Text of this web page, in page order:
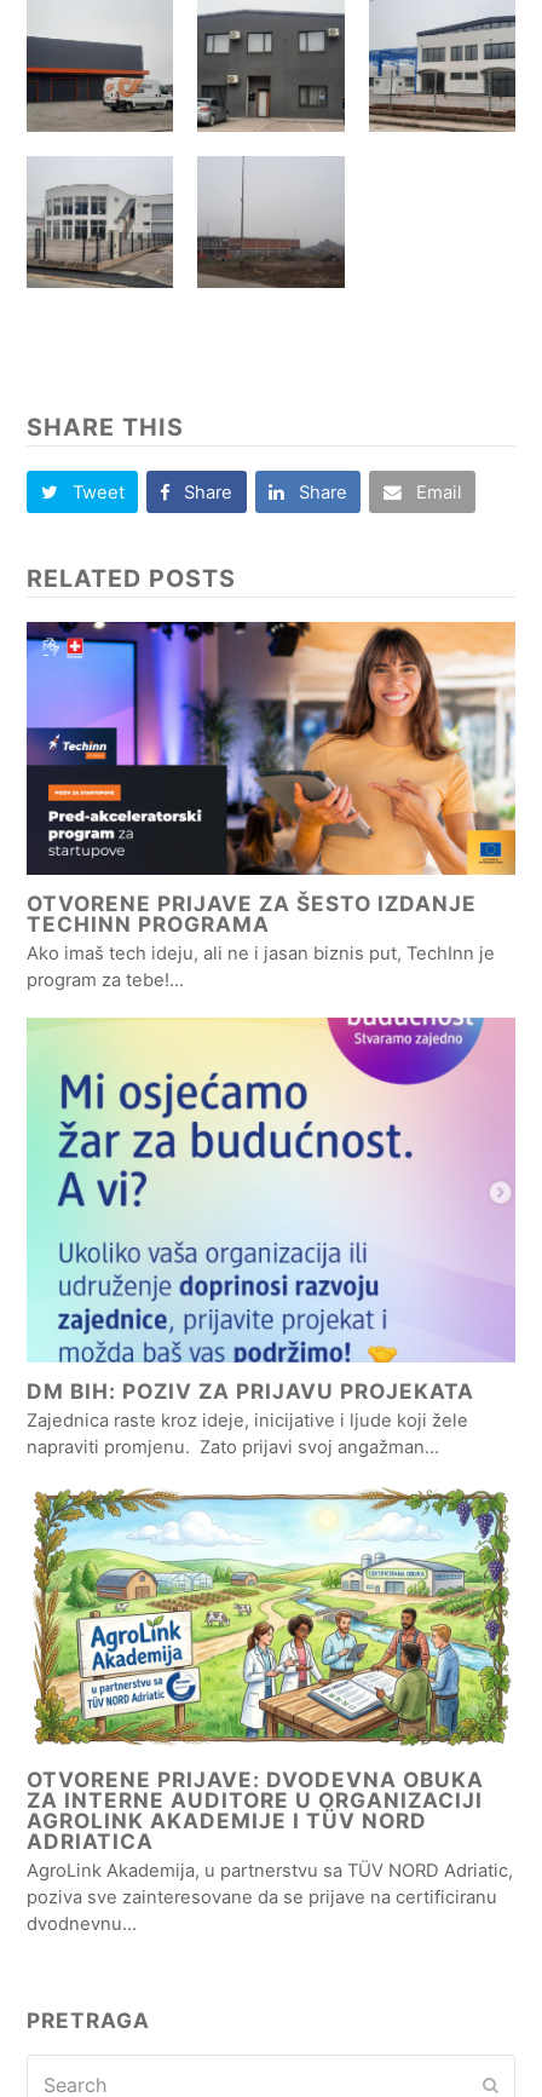
SHARE THIS
Tweet Share Share Email
RELATED POSTS
OTVORENE PRIJAVE ZA ŠESTO IZDANJE
TECHINN PROGRAMA
Ako imaš tech ideju, ali ne i jasan biznis put, TechInn je
program za tebe!…
DM BIH: POZIV ZA PRIJAVU PROJEKATA
Zajednica raste kroz ideje, inicijative i ljude koji žele
napraviti promjenu. Zato prijavi svoj angažman…
OTVORENE PRIJAVE: DVODEVNA OBUKA
ZA INTERNE AUDITORE U ORGANIZACIJI
AGROLINK AKADEMIJE I TÜV NORD
ADRIATICA
AgroLink Akademija, u partnerstvu sa TÜV NORD Adriatic,
poziva sve zainteresovane da se prijave na certificiranu
dvodnevnu…
PRETRAGA